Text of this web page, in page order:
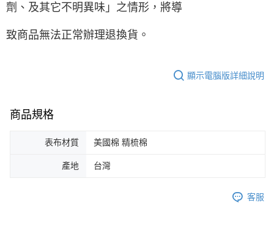
劑、及其它不明異味」之情形，將導
致商品無法正常辦理退換貨。
顯示電腦版詳細說明
商品規格
表布材質 美國棉 精梳棉
產地 台灣
客服